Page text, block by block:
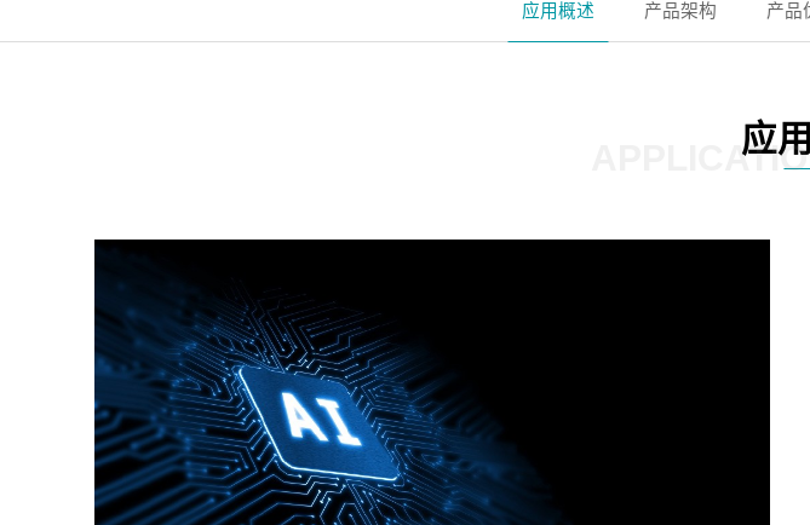
应用概述 产品架构 产品
应